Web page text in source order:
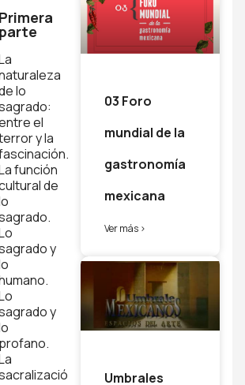
Primera
parte
lo
el
y la
función
de
y
y
profano.
03 Foro
mundial de la
gastronomía
mexicana
Ver más >
Umbrales